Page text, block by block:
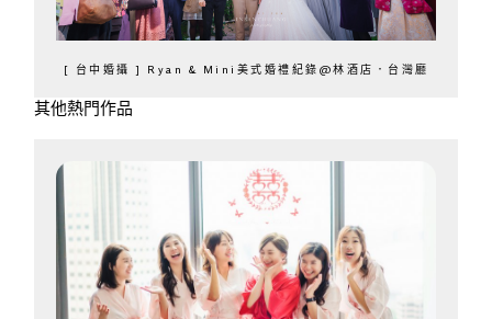
[ 台中婚攝 ] Ryan & Mini美式婚禮紀錄@林酒店．台灣廳
其他熱門作品